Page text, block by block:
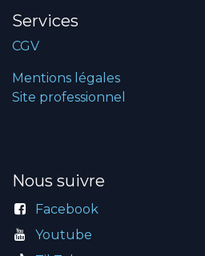
Services
CGV
Mentions légales
Site professionnel
Nous suivre
Facebook
Youtube